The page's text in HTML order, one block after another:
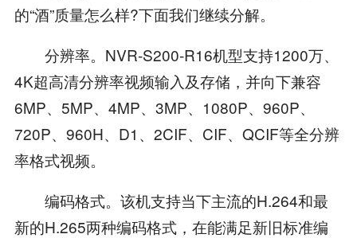
的“酒”质量怎么样?下面我们继续分解。
分辨率。NVR-S200-R16机型支持1200万、
4K超高清分辨率视频输入及存储，并向下兼容
6MP、5MP、4MP、3MP、1080P、960P、
720P、960H、D1、2CIF、CIF、QCIF等全分辨
率格式视频。
编码格式。该机支持当下主流的H.264和最
新的H.265两种编码格式，在能满足新旧标准编